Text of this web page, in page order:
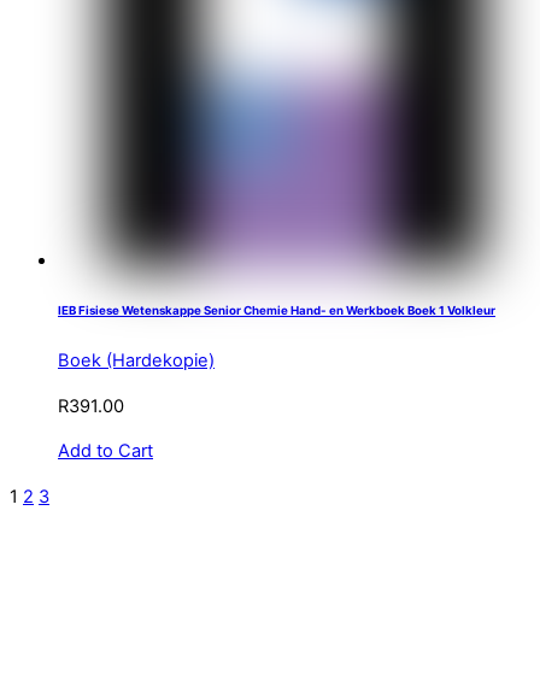
IEB Fisiese Wetenskappe Senior Chemie Hand- en Werkboek Boek 1 Volkleur
Boek (Hardekopie)
R391.00
Add to Cart
1 2 3